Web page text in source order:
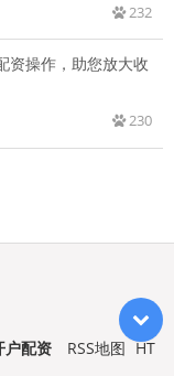
232
资操作，助您放大收
230
户配资 RSS地图 HT